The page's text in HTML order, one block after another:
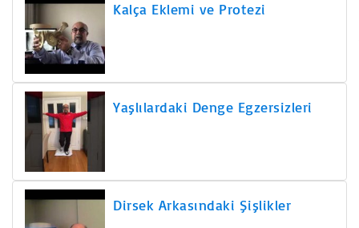
Kalça Eklemi ve Protezi
Yaşlılardaki Denge Egzersizleri
Dirsek Arkasındaki Şişlikler